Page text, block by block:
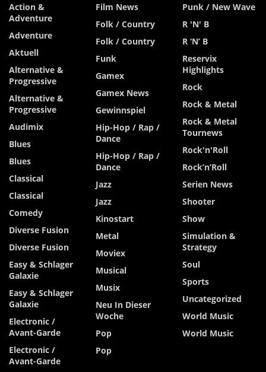
Action &
Adventure
Adventure
Aktuell
Alternative &
Progressive
Alternative &
Progressive
Audimix
Blues
Blues
Classical
Classical
Comedy
Diverse Fusion
Diverse Fusion
Easy & Schlager
Galaxie
Easy & Schlager
Galaxie
Electronic /
Avant-Garde
Electronic /
Avant-Garde
Film News
Folk / Country
Folk / Country
Funk
Gamex
Gamex News
Gewinnspiel
Hip-Hop / Rap /
Dance
Hip-Hop / Rap /
Dance
Jazz
Jazz
Kinostart
Metal
Moviex
Musical
Musix
Neu In Dieser
Woche
Pop
Pop
Punk / New Wave
R 'n' B
R ‘n’ B
Reservix
Highlights
Rock
Rock & Metal
Rock & Metal
Tournews
Rock'n'Roll
Rock’n’Roll
Serien News
Shooter
Show
Simulation &
Strategy
Soul
Sports
Uncategorized
World Music
World Music